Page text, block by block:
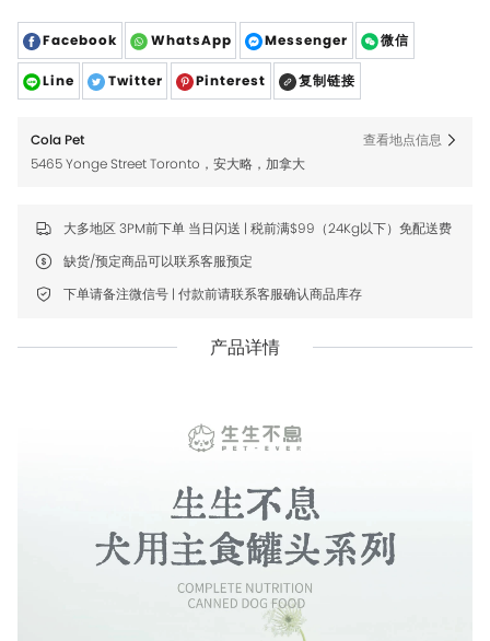
Facebook WhatsApp Messenger 微信
Line Twitter Pinterest 复制链接
Cola Pet
5465 Yonge Street Toronto，安大略，加拿大
查看地点信息
大多地区 3PM前下单 当日闪送 | 税前满$99（24Kg以下）免配送费
缺货/预定商品可以联系客服预定
下单请备注微信号 | 付款前请联系客服确认商品库存
产品详情